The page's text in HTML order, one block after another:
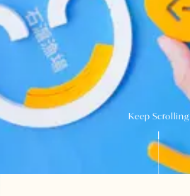
Keep Scrolling